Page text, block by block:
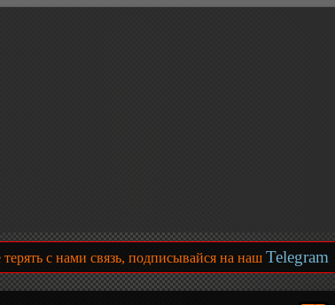
с нами связь, подписывайся на наш Telegram